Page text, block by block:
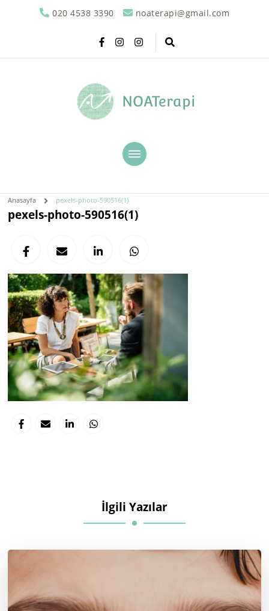
020 4538 3390 noaterapi@gmail.com
NOATerapi
Anasayfa pexels-photo-590516(1)
pexels-photo-590516(1)
İlgili Yazılar